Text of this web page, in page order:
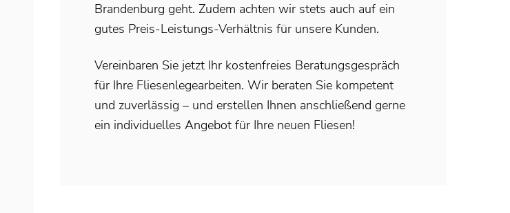
Brandenburg geht. Zudem achten wir stets auch auf ein
gutes Preis-Leistungs-Verhältnis für unsere Kunden.
Vereinbaren Sie jetzt Ihr kostenfreies Beratungsgespräch
für Ihre Fliesenlegearbeiten. Wir beraten Sie kompetent
und zuverlässig – und erstellen Ihnen anschließend gerne
ein individuelles Angebot für Ihre neuen Fliesen!